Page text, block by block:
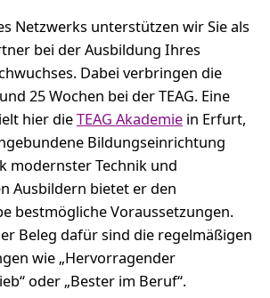
Netzwerks unterstützen wir Sie als
bei der Ausbildung Ihres
Dabei verbringen die
25 Wochen bei der TEAG. Eine
hier dieTEAG Akademiein Erfurt,
Bildungseinrichtung
modernster Technik und
Ausbildern bietet er den
bestmögliche Voraussetzungen.
Beleg dafür sind die regelmäßigen
wie „Hervorragender
oder „Bester im Beruf“.